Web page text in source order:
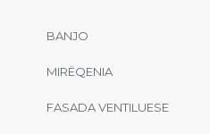
BANJO
MIRËQENIA
FASADA VENTILUESE